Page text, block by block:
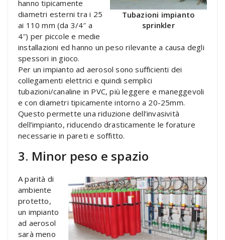
Tubazioni impianto
sprinkler
hanno tipicamente
diametri esterni tra i 25
ai 110 mm (da 3/4″ a
4″) per piccole e medie
installazioni ed hanno un peso rilevante a causa degli
spessori in gioco.
Per un impianto ad aerosol sono sufficienti dei
collegamenti elettrici e quindi semplici
tubazioni/canaline in PVC, più leggere e maneggevoli
e con diametri tipicamente intorno a 20-25mm.
Questo permette una riduzione dell’invasività
dell’impianto, riducendo drasticamente le forature
necessarie in pareti e soffitto.
3. Minor peso e spazio
A parità di
ambiente
protetto,
un impianto
ad aerosol
sarà meno